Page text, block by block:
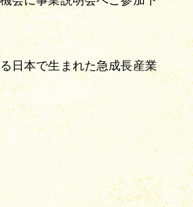
日本で生まれた急成長産業